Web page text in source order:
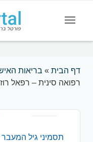
דף הבית» בריאות
רפואה סינית – רפאל
תסמיני גיל המעבר